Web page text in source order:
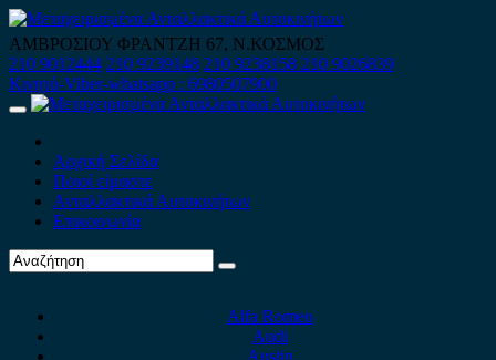
Skip
to
content
ΑΜΒΡΟΣΙΟΥ ΦΡΑΝΤΖΗ 67, Ν.ΚΟΣΜΟΣ
210 9012444 210 9239148 210 9238158 210 9026839
Κινητό-Viber-whatsapp : 6980507900
Primary
Αρχική Σελίδα
Ποιοί είμαστε
Ανταλλακτικά Αυτοκινήτων
Επικοινωνία
Alfa Romeo
Audi
Austin